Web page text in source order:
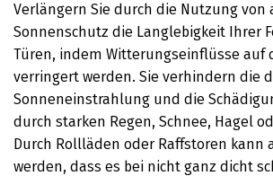
Verlängern Sie durch die Nutzung
Sonnenschutz die Langlebigkeit Ihrer
Türen, indem Witterungseinflüsse auf
verringert werden. Sie verhindern die
Sonneneinstrahlung und die
durch starken Regen, Schnee, Hagel
Durch Rollläden oder Raffstoren kann
werden, dass es bei nicht ganz dicht